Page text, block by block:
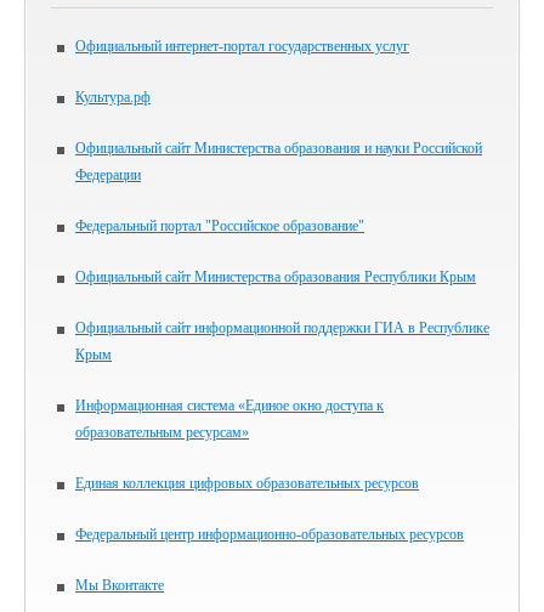
Официальный интернет-портал государственных услуг
Культура.рф
Официальный сайт Министерства образования и науки Российской
Федерации
Федеральный портал "Российское образование"
Официальный сайт Министерства образования Республики Крым
Официальный сайт информационной поддержки ГИА в Республике
Крым
Информационная система «Единое окно доступа к
образовательным ресурсам»
Единая коллекция цифровых образовательных ресурсов
Федеральный центр информационно-образовательных ресурсов
Мы Вконтакте